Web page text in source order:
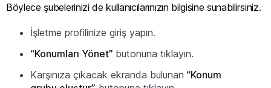
Böylece şubelerinizi de kullanıcılarınızın bilgisine sunabilirsiniz.
İşletme profilinize giriş yapın.
“Konumları Yönet” butonuna tıklayın.
Karşınıza çıkacak ekranda bulunan “Konum